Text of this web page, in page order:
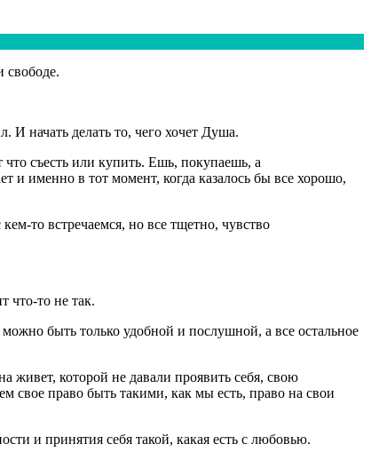
свободе.
И начать делать то, чего хочет Душа.
что съесть или купить. Ешь, покупаешь, а
и именно в тот момент, когда казалось бы все хорошо,
то встречаемся, но все тщетно, чувство
что-то не так.
быть только удобной и послушной, а все остальное
живет, которой не давали проявить себя, свою
свое право быть такими, как мы есть, право на свои
и принятия себя такой, какая есть с любовью.